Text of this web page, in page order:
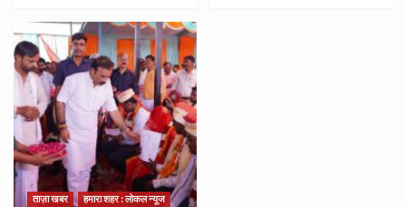
ताज़ा खबर हमारा शहर : लोकल न्यूज